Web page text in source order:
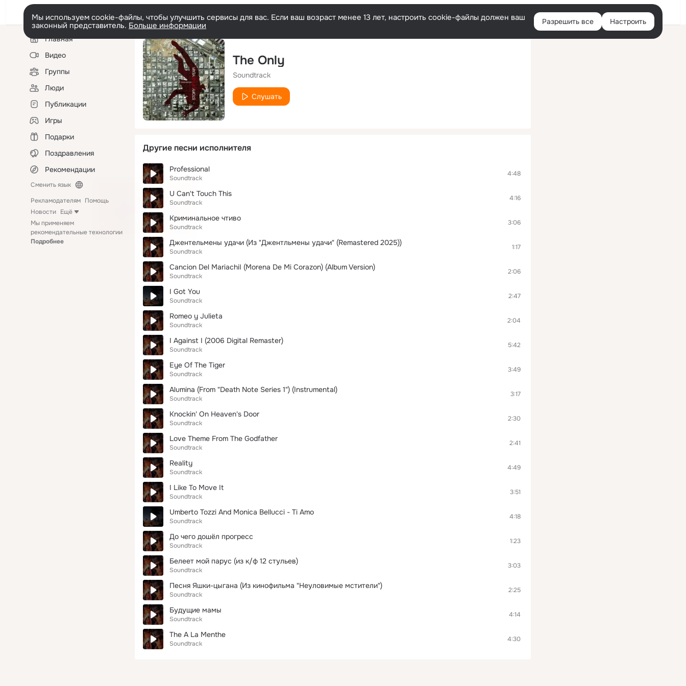
Войти
Мы используем cookie-файлы, чтобы улучшить сервисы для вас. Если ваш возраст менее 13 лет, настроить cookie-файлы должен ваш
законный представитель. Больше информации Разрешить все Настроить
Левая
колонкаГлавная
Видео
Группы
Люди
Публикации
Игры
Подарки
Поздравления
Рекомендации
Сменить язык
Рекламодателям Помощь
Новости Ещё
Мы применяем
рекомендательные технологии
Подробнее
The Only
Soundtrack
Слушать
Другие песни исполнителя
Professional
Soundtrack
4:48
U Can't Touch This
Soundtrack
4:16
Криминальное чтиво
Soundtrack
3:06
Джентельмены удачи (Из "Джентльмены удачи" (Remastered 2025))
Soundtrack
1:17
Cancion Del MariachiI (Morena De Mi Corazon) (Album Version)
Soundtrack
2:06
I Got You
Soundtrack
2:47
Romeo y Julieta
Soundtrack
2:04
I Against I (2006 Digital Remaster)
Soundtrack
5:42
Eye Of The Tiger
Soundtrack
3:49
Alumina (From "Death Note Series 1") (Instrumental)
Soundtrack
3:17
Knockin' On Heaven's Door
Soundtrack
2:30
Love Theme From The Godfather
Soundtrack
2:41
Reality
Soundtrack
4:49
I Like To Move It
Soundtrack
3:51
Umberto Tozzi And Monica Bellucci - Ti Amo
Soundtrack
4:18
До чего дошёл прогресс
Soundtrack
1:23
Белеет мой парус (из к/ф 12 стульев)
Soundtrack
3:03
Песня Яшки-цыгана (Из кинофильма "Неуловимые мстители")
Soundtrack
2:25
Будущие мамы
Soundtrack
4:14
The A La Menthe
Soundtrack
4:30